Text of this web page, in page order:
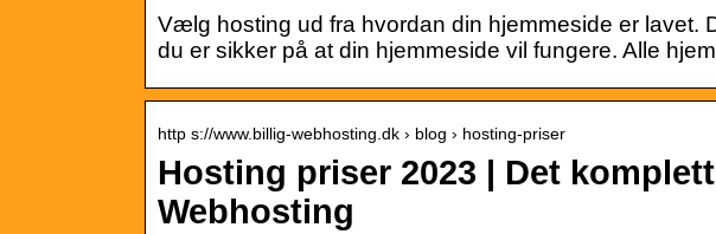
Vælg hosting ud fra hvordan din hjemmeside er lavet.
du er sikker på at din hjemmeside vil fungere. Alle
http s://www.billig-webhosting.dk › blog › hosting-priser
Hosting priser 2023 | Det
Webhosting